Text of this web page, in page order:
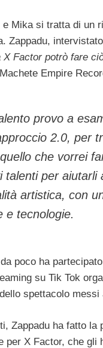
e Mika si tratta di un
Zappadu,
X Factor potrò fare
Empire
provo a
2.0, per
che vorrei
talenti per aiutarli
artistica, con
e tecnologie.
poco ha
su Tik Tok
spettacolo
Zappadu ha fatto
per X Factor, che gli